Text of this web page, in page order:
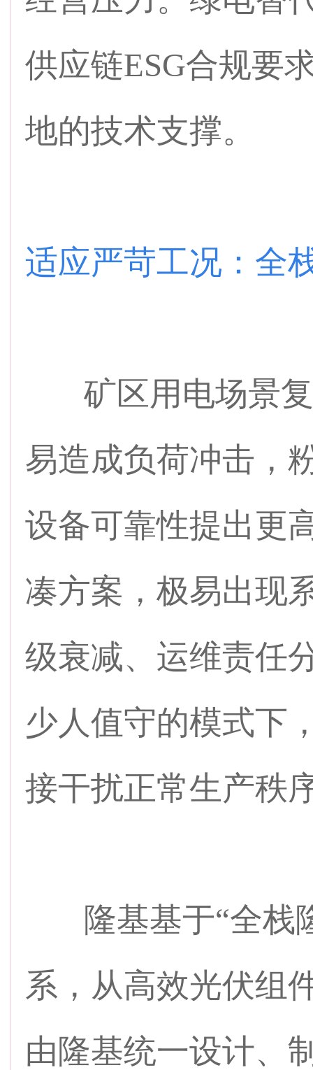
供应链ESG合规要
地的技术支撑。
适应严苛工况：全
矿区用电场景复
易造成负荷冲击，
设备可靠性提出更
凑方案，极易出现
级衰减、运维责任
少人值守的模式下
接干扰正常生产秩
隆基基于“全栈
系，从高效光伏组
由隆基统一设计、